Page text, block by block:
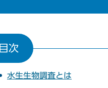
目次
水生生物調査とは